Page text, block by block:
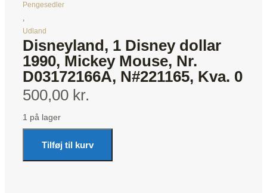
Pengesedler
,
Udland
Disneyland, 1 Disney dollar
1990, Mickey Mouse, Nr.
D03172166A, N#221165, Kva. 0
500,00 kr.
1 på lager
Tilføj til kurv